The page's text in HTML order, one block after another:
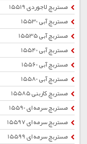
مستربچ لاجوردی 15519
مستربچ آبی 15530
مستربچ آبی 15535
مستربچ آبی 15540
مستربچ آبی 15560
مستربچ آبی 15580
مستربچ کاربنی 15585
مستربچ سرمه ای 15590
مستربچ سرمه ای 15597
مستربچ سرمه ای 15599